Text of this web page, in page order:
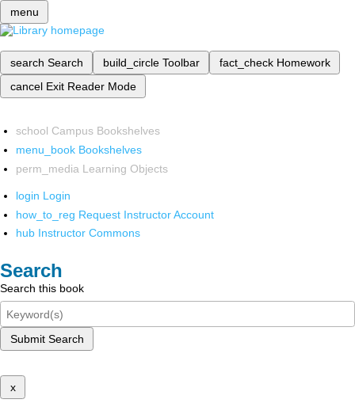
menu
search Search build_circle Toolbar fact_check Homework
cancel Exit Reader Mode
school Campus Bookshelves
menu_book Bookshelves
perm_media Learning Objects
login Login
how_to_reg Request Instructor Account
hub Instructor Commons
Search
Search this book
Submit Search
x